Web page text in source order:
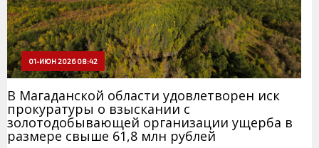
01-ИЮН 2026 08:42
В Магаданской области удовлетворен иск
прокуратуры о взыскании с
золотодобывающей организации ущерба в
размере свыше 61,8 млн рублей